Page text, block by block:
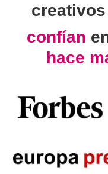
confían
hace